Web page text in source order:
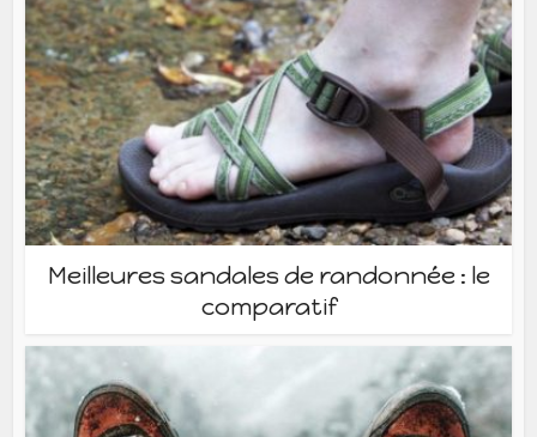
Meilleures sandales de randonnée : le
comparatif